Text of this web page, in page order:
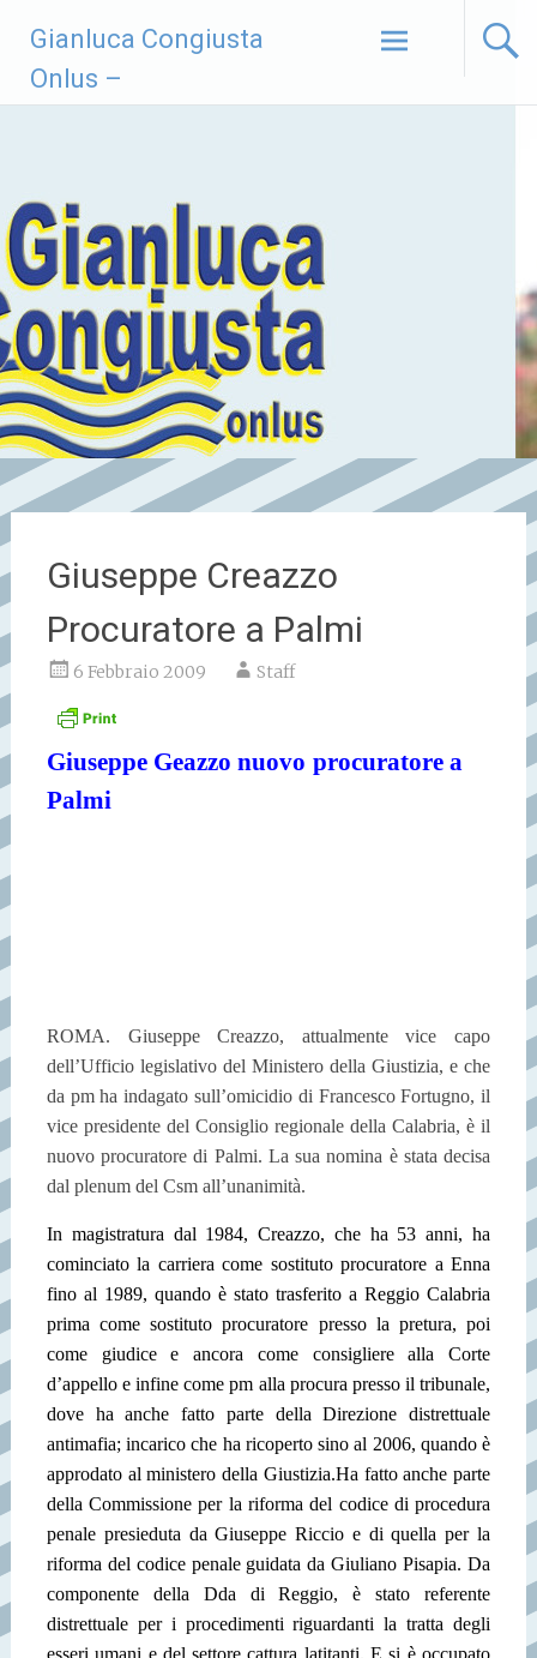
contenuto
Gianluca Congiusta
Onlus –
Giuseppe Creazzo
Procuratore a Palmi
6 Febbraio 2009 Staff
Giuseppe Geazzo nuovo procuratore a
Palmi
ROMA. Giuseppe Creazzo, attualmente vice capo
dell’Ufficio legislativo del Ministero della Giustizia, e che
da pm ha indagato sull’omicidio di Francesco Fortugno, il
vice presidente del Consiglio regionale della Calabria, è il
nuovo procuratore di Palmi. La sua nomina è stata decisa
dal plenum del Csm all’unanimità.
In magistratura dal 1984, Creazzo, che ha 53 anni, ha
cominciato la carriera come sostituto procuratore a Enna
fino al 1989, quando è stato trasferito a Reggio Calabria
prima come sostituto procuratore presso la pretura, poi
come giudice e ancora come consigliere alla Corte
d’appello e infine come pm alla procura presso il tribunale,
dove ha anche fatto parte della Direzione distrettuale
antimafia; incarico che ha ricoperto sino al 2006, quando è
approdato al ministero della Giustizia.Ha fatto anche parte
della Commissione per la riforma del codice di procedura
penale presieduta da Giuseppe Riccio e di quella per la
riforma del codice penale guidata da Giuliano Pisapia. Da
componente della Dda di Reggio, è stato referente
distrettuale per i procedimenti riguardanti la tratta degli
esseri umani e del settore cattura latitanti. E si è occupato